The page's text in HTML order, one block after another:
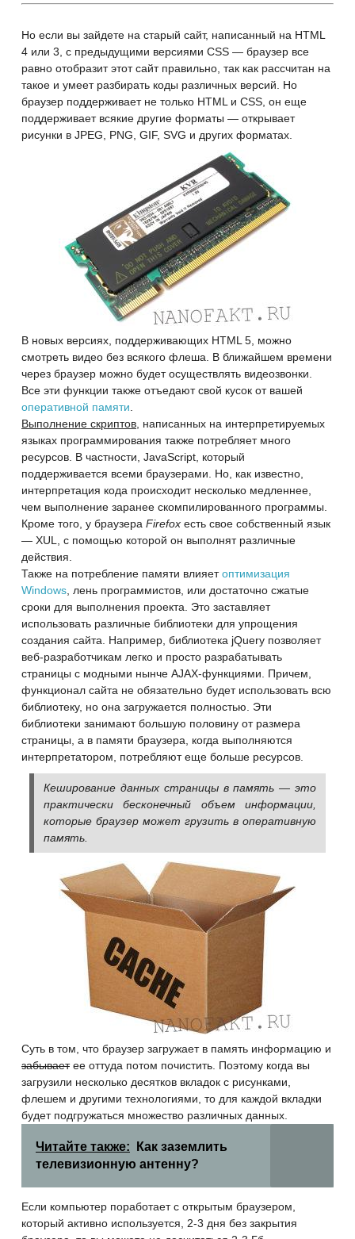
Но если вы зайдете на старый сайт, написанный на HTML
4 или 3, с предыдущими версиями CSS — браузер все
равно отобразит этот сайт правильно, так как рассчитан на
такое и умеет разбирать коды различных версий. Но
браузер поддерживает не только HTML и CSS, он еще
поддерживает всякие другие форматы — открывает
рисунки в JPEG, PNG, GIF, SVG и других форматах.
В новых версиях, поддерживающих HTML 5, можно
смотреть видео без всякого флеша. В ближайшем времени
через браузер можно будет осуществлять видеозвонки.
Все эти функции также отъедают свой кусок от вашей
оперативной памяти
Выполнение скриптов , написанных на интерпретируемых
языках программирования также потребляет много
ресурсов. В частности, JavaScript, который
поддерживается всеми браузерами. Но, как известно,
интерпретация кода происходит несколько медленнее,
чем выполнение заранее скомпилированного программы.
Кроме того, у браузера Firefox есть свое собственный язык
— XUL, с помощью которой он выполнят различные
действия.
Также на потребление памяти влияетоптимизация
Windows , лень программистов, или достаточно сжатые
сроки для выполнения проекта. Это заставляет
использовать различные библиотеки для упрощения
создания сайта. Например, библиотека jQuery позволяет
веб-разработчикам легко и просто разрабатывать
страницы с модными нынче AJAX-функциями. Причем,
функционал сайта не обязательно будет использовать всю
библиотеку, но она загружается полностью. Эти
библиотеки занимают большую половину от размера
страницы, а в памяти браузера, когда выполняются
интерпретатором, потребляют еще больше ресурсов.
Кеширование данных страницы в память — это
практически бесконечный объем информации,
которые браузер может грузить в оперативную
память.
Суть в том, что браузер загружает в память информацию и
забываетее оттуда потом почистить. Поэтому когда вы
загрузили несколько десятков вкладок с рисунками,
флешем и другими технологиями, то для каждой вкладки
будет подгружаться множество различных данных.
Читайте также:
Как заземлить
телевизионную антенну?
Если компьютер поработает с открытым браузером,
который активно используется, 2-3 дня без закрытия